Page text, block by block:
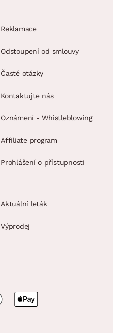
Reklamace
Odstoupení od smlouvy
Časté otázky
Kontaktujte nás
Oznámení - Whistleblowing
Affiliate program
Prohlášení o přístupnosti
Aktuální leták
Výprodej